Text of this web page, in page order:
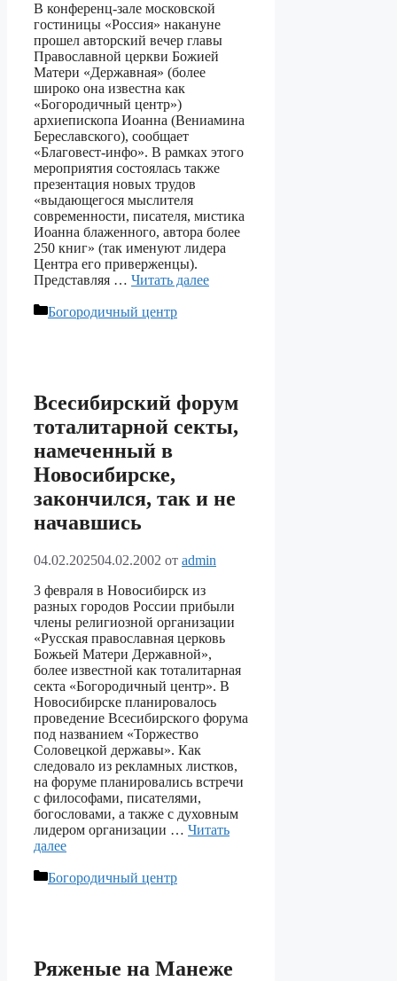
В конференц-зале московской
гостиницы «Россия» накануне
прошел авторский вечер главы
Православной церкви Божией
Матери «Державная» (более
широко она известна как
«Богородичный центр»)
архиепископа Иоанна (Вениамина
Береславского), сообщает
«Благовест-инфо». В рамках этого
мероприятия состоялась также
презентация новых трудов
«выдающегося мыслителя
современности, писателя, мистика
Иоанна блаженного, автора более
250 книг» (так именуют лидера
Центра его приверженцы).
Представляя … Читать далее
Рубрики
Богородичный центр
Всесибирский форум
тоталитарной секты,
намеченный в
Новосибирске,
закончился, так и не
начавшись
04.02.202504.02.2002 от admin
3 февраля в Новосибирск из
разных городов России прибыли
члены религиозной организации
«Русская православная церковь
Божьей Матери Державной»,
более известной как тоталитарная
секта «Богородичный центр». В
Новосибирске планировалось
проведение Всесибирского форума
под названием «Торжество
Соловецкой державы». Как
следовало из рекламных листков,
на форуме планировались встречи
с философами, писателями,
богословами, а также с духовным
лидером организации … Читать
далее
Рубрики
Богородичный центр
Ряженые на Манеже